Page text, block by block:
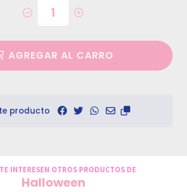
AGREGAR AL CARRO
producto
INTERESEN OTROS PRODUCTOS DE
Halloween